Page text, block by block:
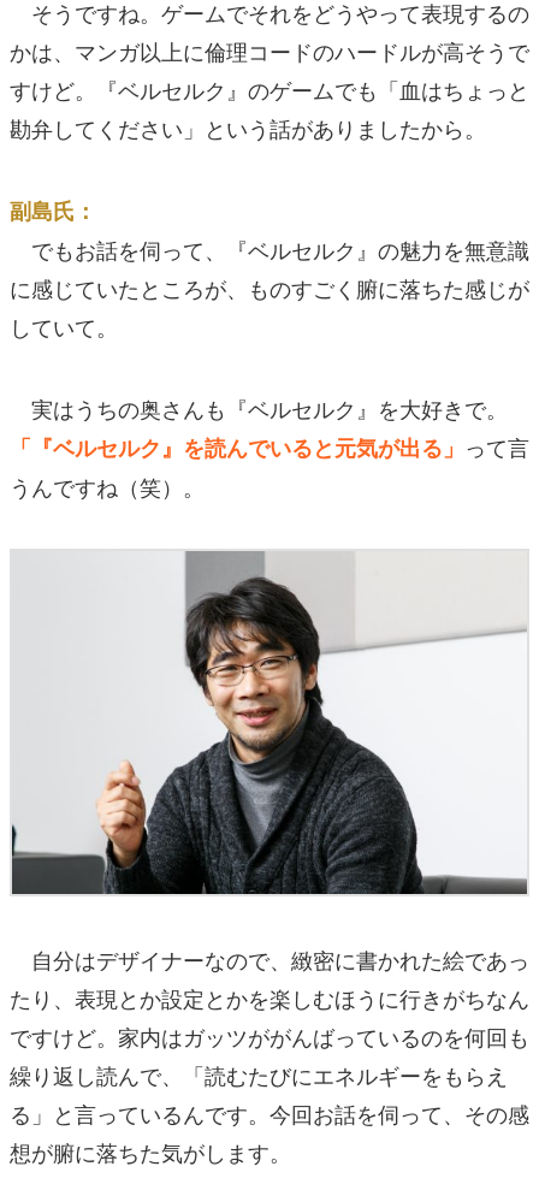
そうですね。ゲームでそれをどうやって表現するの
かは、マンガ以上に倫理コードのハードルが高そうで
すけど。『ベルセルク』のゲームでも「血はちょっと
勘弁してください」という話がありましたから。
副島氏：
でもお話を伺って、『ベルセルク』の魅力を無意識
に感じていたところが、ものすごく腑に落ちた感じが
していて。
実はうちの奥さんも『ベルセルク』を大好きで。
「『ベルセルク』を読んでいると元気が出る」 って言
うんですね（笑）。
自分はデザイナーなので、緻密に書かれた絵であっ
たり、表現とか設定とかを楽しむほうに行きがちなん
ですけど。家内はガッツががんばっているのを何回も
繰り返し読んで、「読むたびにエネルギーをもらえ
る」と言っているんです。今回お話を伺って、その感
想が腑に落ちた気がします。